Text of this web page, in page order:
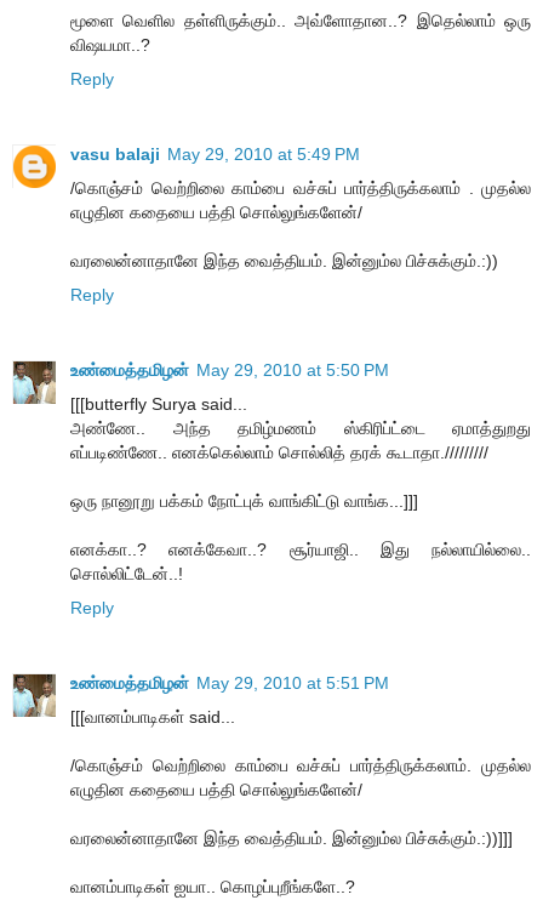
மூளை வெளில தள்ளிருக்கும்.. அவ்ளோதான..? இதெல்லாம் ஒரு
விஷயமா..?
Reply
vasu balaji May 29, 2010 at 5:49 PM
/கொஞ்சம் வெற்றிலை காம்பை வச்சுப் பார்த்திருக்கலாம் . முதல்ல
எழுதின கதையை பத்தி சொல்லுங்களேன்/
வரலைன்னாதானே இந்த வைத்தியம். இன்னும்ல பிச்சுக்கும்.:))
Reply
உண்மைத்தமிழன் May 29, 2010 at 5:50 PM
[[[butterfly Surya said...
அண்ணே.. அந்த தமிழ்மணம் ஸ்கிரிப்ட்டை ஏமாத்துறது
எப்படிண்ணே.. எனக்கெல்லாம் சொல்லித் தரக் கூடாதா./////////
ஒரு நானூறு பக்கம் நோட்புக் வாங்கிட்டு வாங்க...]]]
எனக்கா..? எனக்கேவா..? சூர்யாஜி.. இது நல்லாயில்லை..
சொல்லிட்டேன்..!
Reply
உண்மைத்தமிழன் May 29, 2010 at 5:51 PM
[[[வானம்பாடிகள் said...
/கொஞ்சம் வெற்றிலை காம்பை வச்சுப் பார்த்திருக்கலாம். முதல்ல
எழுதின கதையை பத்தி சொல்லுங்களேன்/
வரலைன்னாதானே இந்த வைத்தியம். இன்னும்ல பிச்சுக்கும்.:))]]]
வானம்பாடிகள் ஐயா.. கொழப்புறீங்களே..?